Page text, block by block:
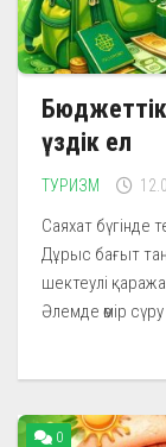
Бюджеттік
үздік ел
ТУРИЗМ
Саяхат бүгінде
Дұрыс бағыт
шектеулі
Әлемде өмір
0